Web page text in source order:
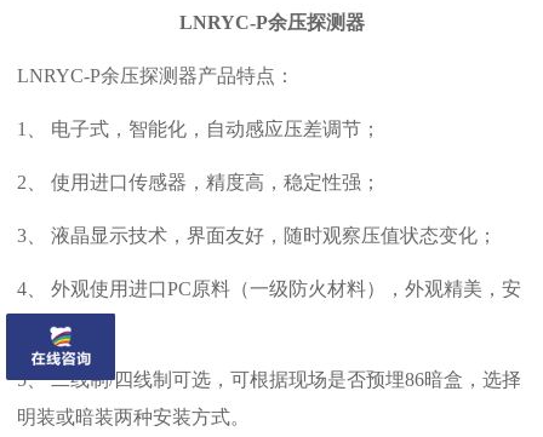
LNRYC-P余压探测器
LNRYC-P余压探测器产品特点：
1、 电子式，智能化，自动感应压差调节；
2、 使用进口传感器，精度高，稳定性强；
3、 液晶显示技术，界面友好，随时观察压值状态变化；
4、 外观使用进口PC原料（一级防火材料），外观精美，安
装方便
5、二线制/四线制可选，可根据现场是否预埋86暗盒，选择
明装或暗装两种安装方式。